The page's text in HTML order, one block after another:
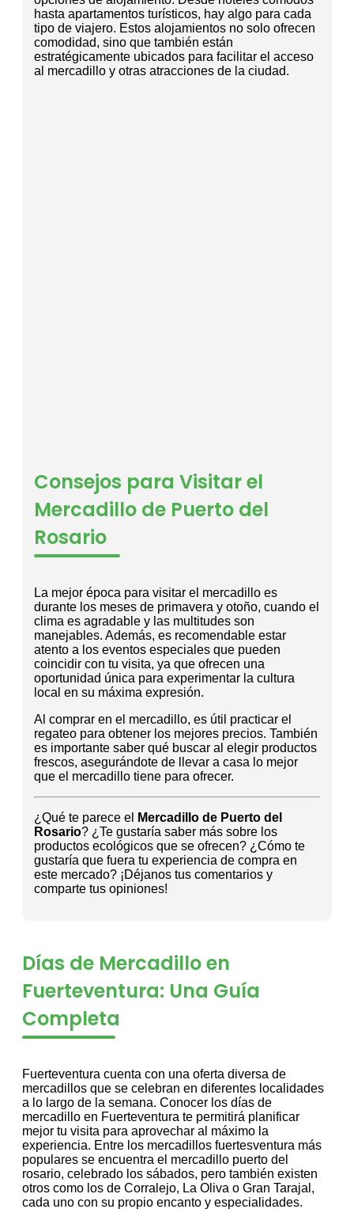
hasta apartamentos turísticos, hay algo para cada
tipo de viajero. Estos alojamientos no solo ofrecen
comodidad, sino que también están
estratégicamente ubicados para facilitar el acceso
al mercadillo y otras atracciones de la ciudad.
Consejos para Visitar el
Mercadillo de Puerto del
Rosario
La mejor época para visitar el mercadillo es
durante los meses de primavera y otoño, cuando el
clima es agradable y las multitudes son
manejables. Además, es recomendable estar
atento a los eventos especiales que pueden
coincidir con tu visita, ya que ofrecen una
oportunidad única para experimentar la cultura
local en su máxima expresión.
Al comprar en el mercadillo, es útil practicar el
regateo para obtener los mejores precios. También
es importante saber qué buscar al elegir productos
frescos, asegurándote de llevar a casa lo mejor
que el mercadillo tiene para ofrecer.
¿Qué te parece el
Mercadillo de Puerto del
Rosario? ¿Te gustaría saber más sobre los
productos ecológicos que se ofrecen? ¿Cómo te
gustaría que fuera tu experiencia de compra en
este mercado? ¡Déjanos tus comentarios y
comparte tus opiniones!
Días de Mercadillo en
Fuerteventura: Una Guía
Completa
Fuerteventura cuenta con una oferta diversa de
mercadillos que se celebran en diferentes localidades
a lo largo de la semana. Conocer los días de
mercadillo en Fuerteventura te permitirá planificar
mejor tu visita para aprovechar al máximo la
experiencia. Entre los mercadillos fuertesventura más
populares se encuentra el mercadillo puerto del
rosario, celebrado los sábados, pero también existen
otros como los de Corralejo, La Oliva o Gran Tarajal,
cada uno con su propio encanto y especialidades.